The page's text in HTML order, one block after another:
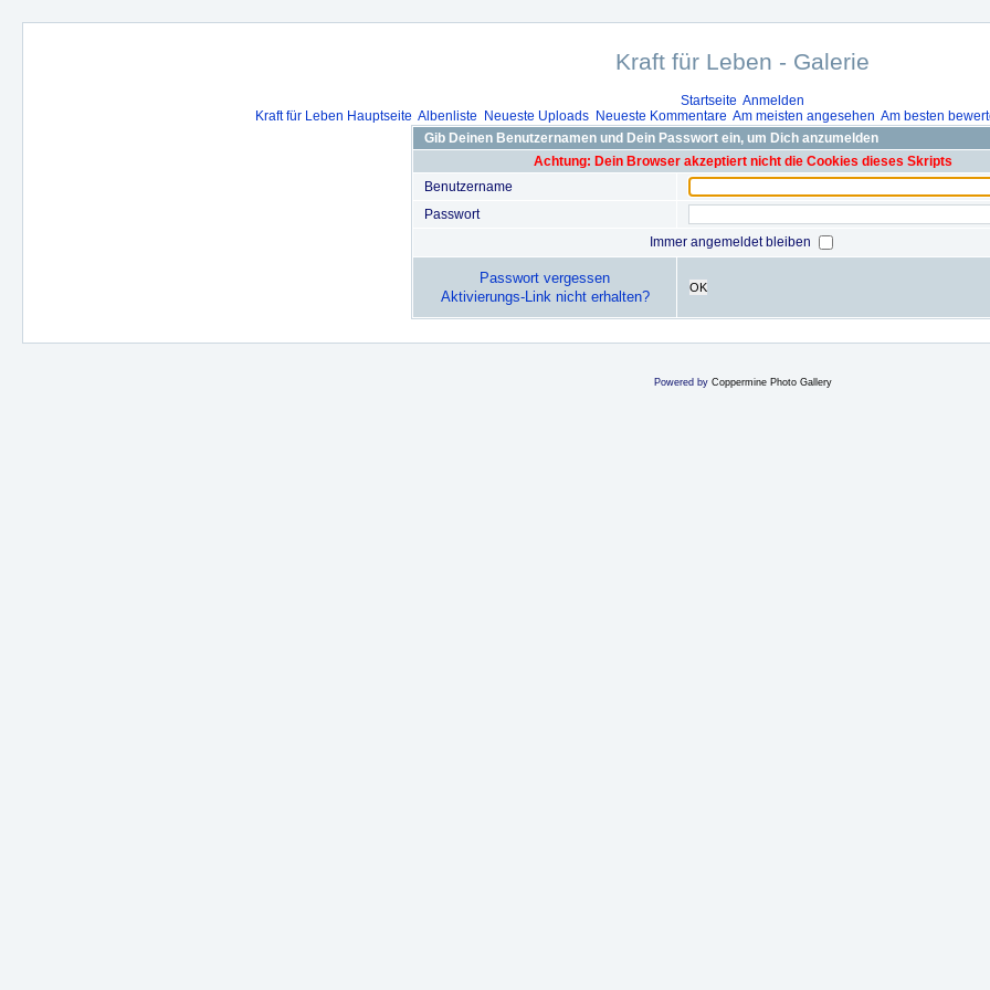
Kraft für Leben - Galerie
Startseite Anmelden
Kraft für Leben Hauptseite Albenliste Neueste Uploads Neueste Kommentare Am meisten angesehen Am besten
Gib Deinen Benutzernamen und Dein Passwort ein, um Dich anzumelden
Achtung: Dein Browser akzeptiert nicht die Cookies dieses Skripts
Benutzername
Passwort
Immer angemeldet bleiben
Passwort vergessen
Aktivierungs-Link nicht erhalten?
OK
Powered by Coppermine Photo Gallery